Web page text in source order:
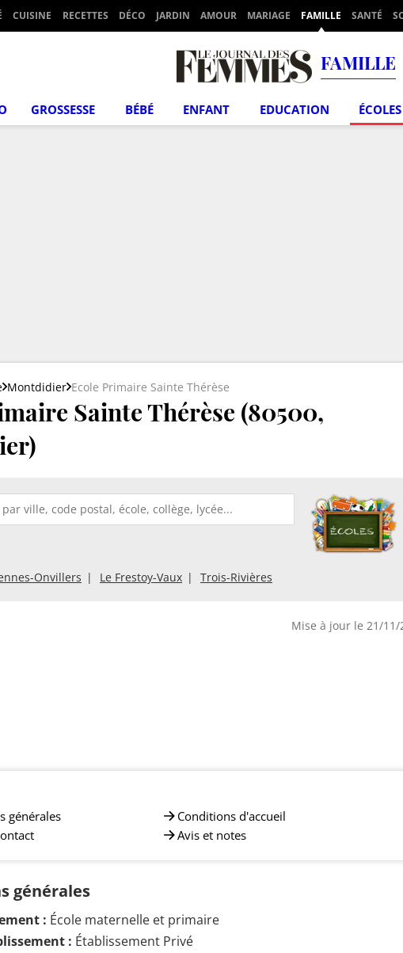
CUISINE RECETTES DÉCO JARDIN AMOUR MARIAGE FAMILLE SANTÉ
FAMILLE
GROSSESSE BÉBÉ ENFANT EDUCATION ÉCOLES
Montdidier Ecole Primaire Sainte Thérèse
Sainte Thérèse (80500,
Onvillers Le Frestoy-Vaux Trois-Rivières
Mise à jour le 21/11/
générales
Conditions d'accueil
Avis et notes
générales
: École maternelle et primaire
: Établissement Privé